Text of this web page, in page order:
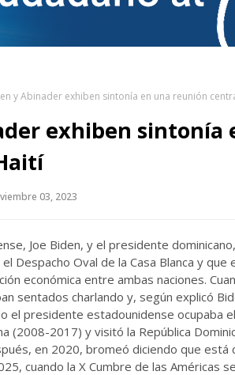
y Abinader exhiben sintonía en una reunión
exhiben sintonía
03, 2023
Joe Biden, y el presidente
Despacho Oval de la Casa Blanca y
económica entre ambas naciones.
sentados charlando y, según explicó
el presidente estadounidense ocupaba
(2008-2017) y visitó la República
en 2020, bromeó diciendo que está
cuando la X Cumbre de las Américas